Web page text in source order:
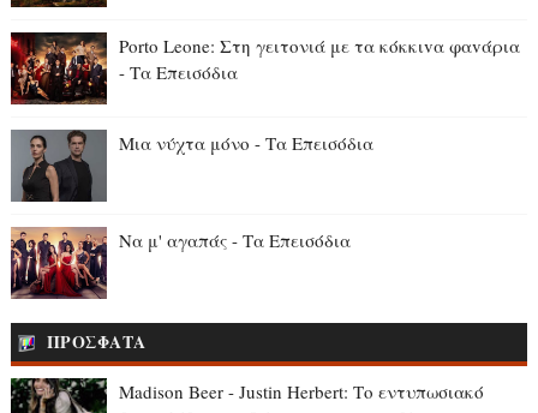
Porto Leone: Στη γειτονιά με τα κόκκιvα φαvάρια
- Τα Επεισόδια
Μια νύχτα μόνο - Τα Επεισόδια
Να μ' αγαπάς - Τα Επεισόδια
ΠΡΟΣΦΑΤΑ
Madison Beer - Justin Herbert: Το εντυπωσιακό